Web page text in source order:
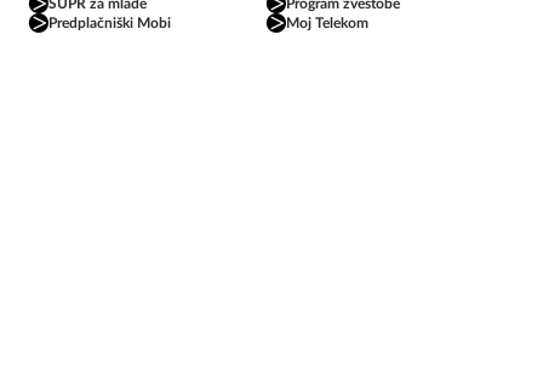
SUPR za mlade
Program zvestobe
Predplačniški Mobi
Moj Telekom